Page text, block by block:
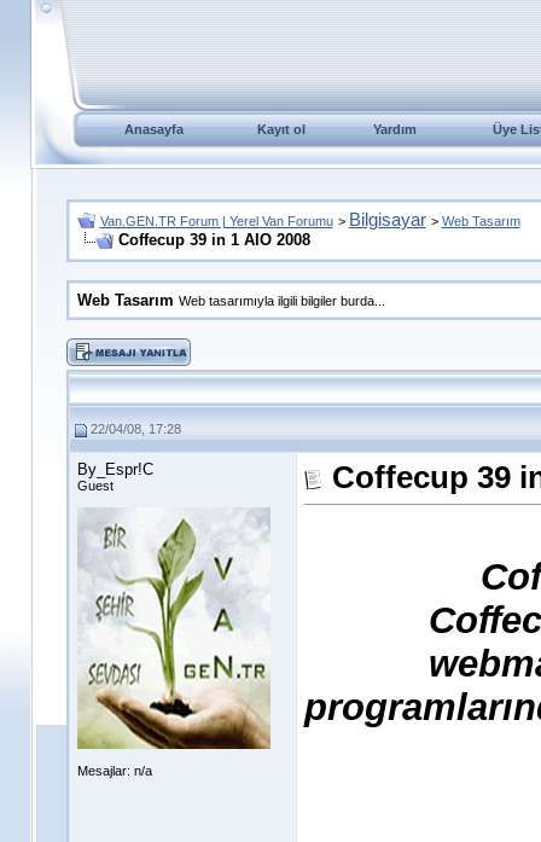
Anasayfa Kayıt ol Yardım Üye
Van.GEN.TR Forum | Yerel Van Forumu > Bilgisayar > Web Tasarım
Coffecup 39 in 1 AIO 2008
Web Tasarım Web tasarımıyla ilgili bilgiler burda...
22/04/08, 17:28
By_Espr!C
Guest
Mesajlar: n/a
Coffecup 39